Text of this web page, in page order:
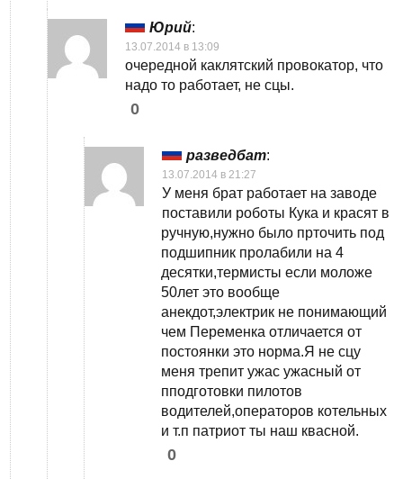
Юрий:
13.07.2014 в 13:09
очередной каклятский провокатор, что
надо то работает, не сцы.
0
разведбат:
13.07.2014 в 21:27
У меня брат работает на заводе
поставили роботы Кука и красят в
ручную,нужно было прточить под
подшипник пролабили на 4
десятки,термисты если моложе
50лет это вообще
анекдот,электрик не понимающий
чем Переменка отличается от
постоянки это норма.Я не сцу
меня трепит ужас ужасный от
пподготовки пилотов
водителей,операторов котельных
и т.п патриот ты наш квасной.
0